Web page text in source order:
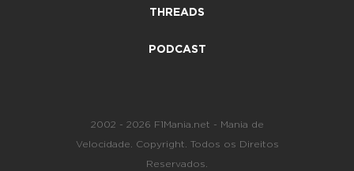
THREADS
PODCAST
2002 - 2026 F1Mania.net - Mania de
Velocidade. Copyright. Todos os Direitos
Reservados.